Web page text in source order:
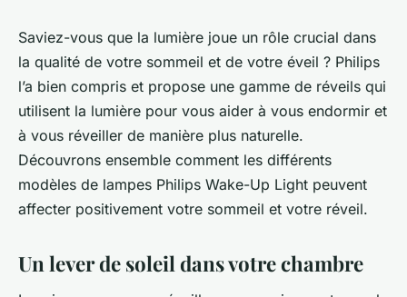
Saviez-vous que la lumière joue un rôle crucial dans
la qualité de votre sommeil et de votre éveil ? Philips
l’a bien compris et propose une gamme de réveils qui
utilisent la lumière pour vous aider à vous endormir et
à vous réveiller de manière plus naturelle.
Découvrons ensemble comment les différents
modèles de lampes Philips Wake-Up Light peuvent
affecter positivement votre sommeil et votre réveil.
Un lever de soleil dans votre chambre